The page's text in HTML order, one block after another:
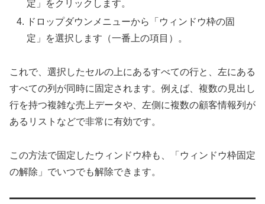
定」をクリックします。
ドロップダウンメニューから「ウィンドウ枠の固
定」を選択します（一番上の項目）。
これで、選択したセルの上にあるすべての行と、左にある
すべての列が同時に固定されます。例えば、複数の見出し
行を持つ複雑な売上データや、左側に複数の顧客情報列が
あるリストなどで非常に有効です。
この方法で固定したウィンドウ枠も、「ウィンドウ枠固定
の解除」でいつでも解除できます。